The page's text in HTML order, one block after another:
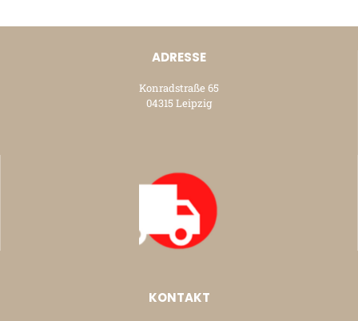
ADRESSE
Konradstraße 65
04315 Leipzig
KONTAKT